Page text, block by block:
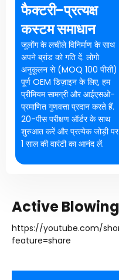
फैक्टरी-प्रत्यक्ष
कस्टम समाधान
जूलोंग के लचीले विनिर्माण के साथ
अपने ब्रांड को गति दें. लोगो
अनुकूलन से (MOQ 100 पीसी)
पूर्ण OEM डिज़ाइन के लिए, हम
प्रीमियम सामग्री और आईएसओ-
प्रमाणित गुणवत्ता प्रदान करते हैं.
20-पीस परीक्षण ऑर्डर के साथ
शुरुआत करें और प्रत्येक जोड़ी पर
1 साल की वारंटी का आनंद लें.
Active
https://youtube.com/
feature=share